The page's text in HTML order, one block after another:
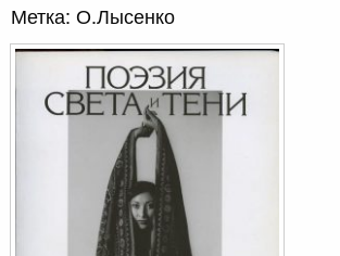
Метка: О.Лысенко